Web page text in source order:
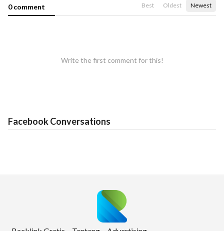
0 comment Best Oldest Newest
Write the first comment for this!
Facebook Conversations